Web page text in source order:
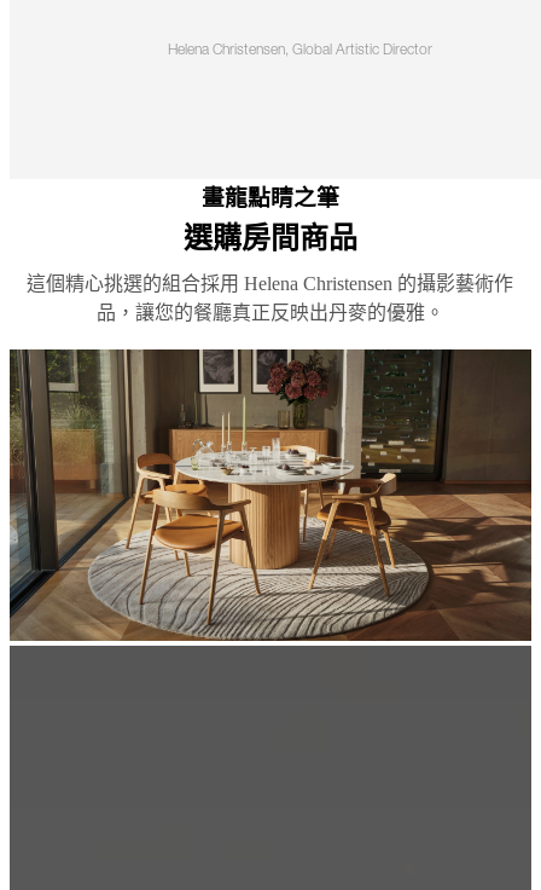
免
樣
品
門
市
查
詢
BoConcept
簡
介
價
值
Helena Christensen, Global Artistic Director
畫龍點睛之筆
選購房間商品
這個精心挑選的組合採用 Helena Christensen 的攝影藝術作
品，讓您的餐廳真正反映出丹麥的優雅。